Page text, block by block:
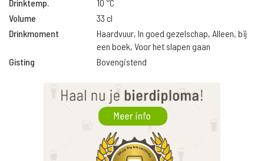
Drinktemp.
10 °C
Volume
33 cl
Drinkmoment
Haardvuur, In goed gezelschap, Alleen, bij
een boek, Voor het slapen gaan
Gisting
Bovengistend